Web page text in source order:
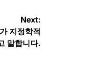
Next:
지정학적
말합니다.